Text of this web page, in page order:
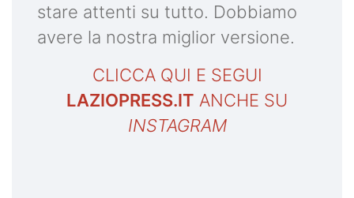
stare attenti su tutto. Dobbiamo
avere la nostra miglior versione.
CLICCA QUI E SEGUI
LAZIOPRESS.IT ANCHE SU
INSTAGRAM